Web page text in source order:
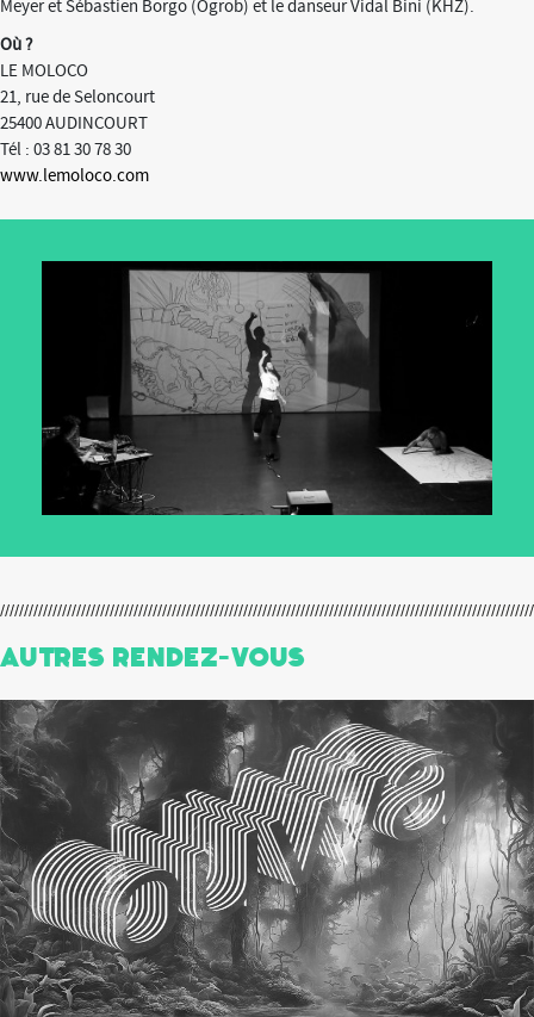
Meyer et Sébastien Borgo (Ogrob) et le danseur Vidal Bini (KHZ).
Où ?
LE MOLOCO
21, rue de Seloncourt
25400 AUDINCOURT
Tél : 03 81 30 78 30
www.lemoloco.com
Autres Rendez-Vous